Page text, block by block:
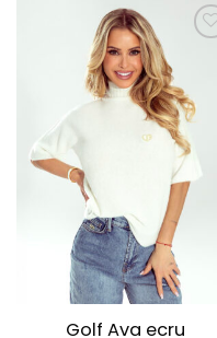
Dodaj do
ulubionych
Golf Ava ecru